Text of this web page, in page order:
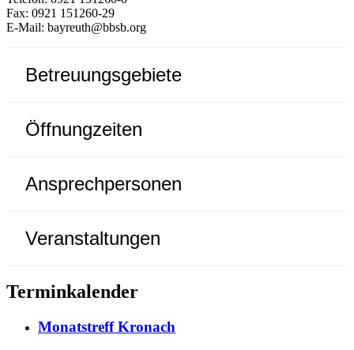
Fax: 0921 151260-29
E-Mail: bayreuth@bbsb.org
Betreuungsgebiete
Öffnungzeiten
Ansprechpersonen
Veranstaltungen
Terminkalender
Monatstreff Kronach